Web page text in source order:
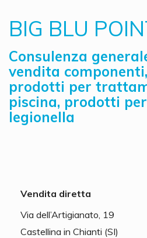
BIG BLU
Consulenza
vendita
prodotti per
piscina, prodotti
legionella
Vendita diretta
Via dell’Artigianato, 19
Castellina in Chianti (SI)